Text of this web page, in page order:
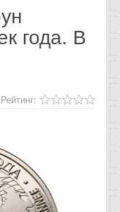
года. В
Рейтинг: